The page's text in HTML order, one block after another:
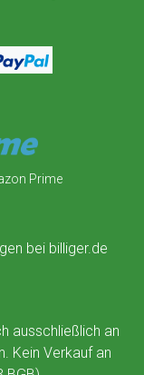
Prime
ausschließlich an
Kein Verkauf an